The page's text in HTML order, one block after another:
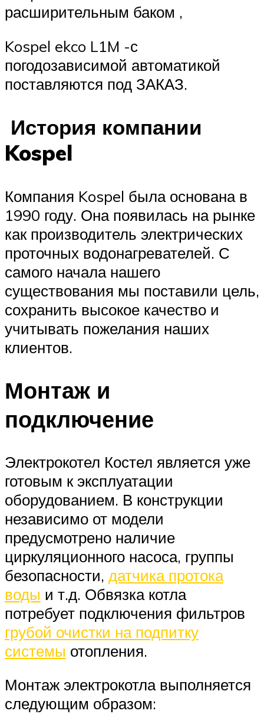
расширительным баком ,
Kospel ekco L1M -с
погодозависимой автоматикой
поставляются под ЗАКАЗ.
История компании
Kospel
Компания Kospel была основана в
1990 году. Она появилась на рынке
как производитель электрических
проточных водонагревателей. С
самого начала нашего
существования мы поставили цель,
сохранить высокое качество и
учитывать пожелания наших
клиентов.
Монтаж и
подключение
Электрокотел Костел является уже
готовым к эксплуатации
оборудованием. В конструкции
независимо от модели
предусмотрено наличие
циркуляционного насоса, группы
безопасности, датчика протока
воды и т.д. Обвязка котла
потребует подключения фильтров
грубой очистки на подпитку
системы отопления.
Монтаж электрокотла выполняется
следующим образом: